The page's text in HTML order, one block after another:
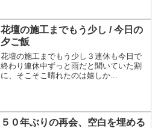
花壇の施工までもう少し / 今日の
夕ご飯
花壇の施工までもう少し３連休も今日で
終わり連休中ずっと雨だと聞いていた割
に、そこそこ晴れたのは嬉しか...
５０年ぶりの再会、空白を埋める